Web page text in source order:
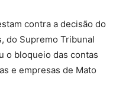
contra a decisão do
do Supremo Tribunal
o bloqueio das contas
e empresas de Mato